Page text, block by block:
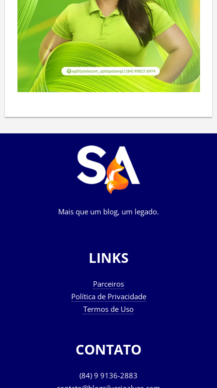
Mais que um blog, um legado.
LINKS
Parceiros
Política de Privacidade
Termos de Uso
CONTATO
(84) 9 9136-2883